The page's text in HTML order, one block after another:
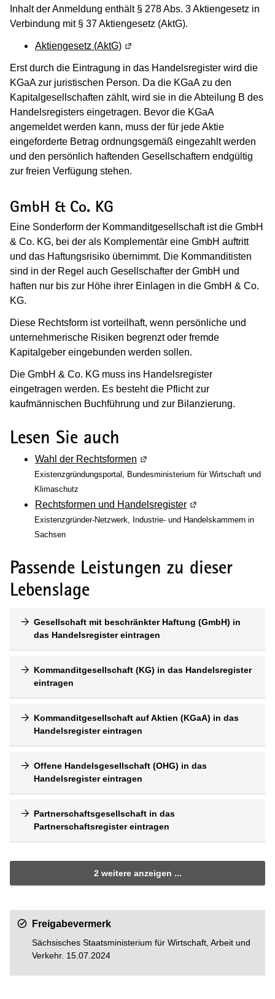
Inhalt der Anmeldung enthält § 278 Abs. 3 Aktiengesetz in
Verbindung mit § 37 Aktiengesetz (AktG).
Aktiengesetz (AktG) (Wird in einem neuen Fenster
Erst durch die Eintragung in das Handelsregister wird die
KGaA zur juristischen Person. Da die KGaA zu den
Kapitalgesellschaften zählt, wird sie in die Abteilung B des
Handelsregisters eingetragen. Bevor die KGaA
angemeldet werden kann, muss der für jede Aktie
eingeforderte Betrag ordnungsgemäß eingezahlt werden
und den persönlich haftenden Gesellschaftern endgültig
zur freien Verfügung stehen.
GmbH & Co. KG
Eine Sonderform der Kommanditgesellschaft ist die GmbH
& Co. KG, bei der als Komplementär eine GmbH auftritt
und das Haftungsrisiko übernimmt. Die Kommanditisten
sind in der Regel auch Gesellschafter der GmbH und
haften nur bis zur Höhe ihrer Einlagen in die GmbH & Co.
KG.
Diese Rechtsform ist vorteilhaft, wenn persönliche und
unternehmerische Risiken begrenzt oder fremde
Kapitalgeber eingebunden werden sollen.
Die GmbH & Co. KG muss ins Handelsregister
eingetragen werden. Es besteht die Pflicht zur
kaufmännischen Buchführung und zur Bilanzierung.
Lesen Sie auch
Wahl der Rechtsformen (Wird in einem neuen Fenster
Existenzgründungsportal, Bundesministerium für Wirtschaft und
Klimaschutz
Rechtsformen und Handelsregister (Wird in einem
Existenzgründer-Netzwerk, Industrie- und Handelskammern in
Sachsen
Passende Leistungen zu dieser
Lebenslage
Gesellschaft mit beschränkter Haftung (GmbH) in
das Handelsregister eintragen
Kommanditgesellschaft (KG) in das Handelsregister
eintragen
Kommanditgesellschaft auf Aktien (KGaA) in das
Handelsregister eintragen
Offene Handelsgesellschaft (OHG) in das
Handelsregister eintragen
Partnerschaftsgesellschaft in das
Partnerschaftsregister eintragen
2 weitere anzeigen ...
Freigabevermerk
Sächsisches Staatsministerium für Wirtschaft, Arbeit und
Verkehr. 15.07.2024